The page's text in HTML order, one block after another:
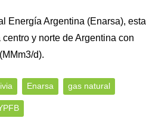
Energía Argentina (Enarsa), esta
y norte de Argentina con
d).
Enarsa gas natural